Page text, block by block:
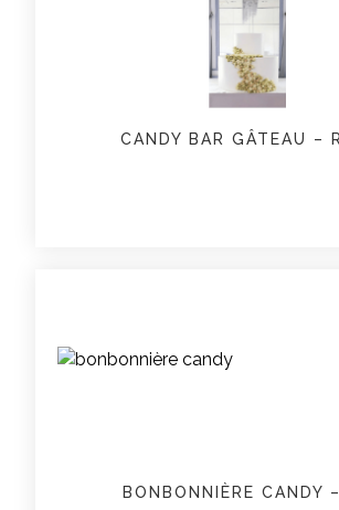
CANDY BAR GÂTEAU –
BONBONNIÈRE CANDY